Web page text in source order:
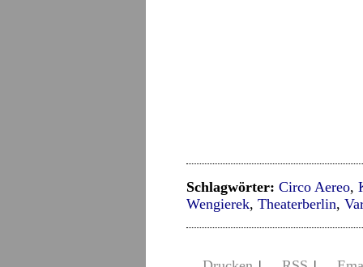
Schlagwörter: Circo Aereo,
Wengierek, Theaterberlin,